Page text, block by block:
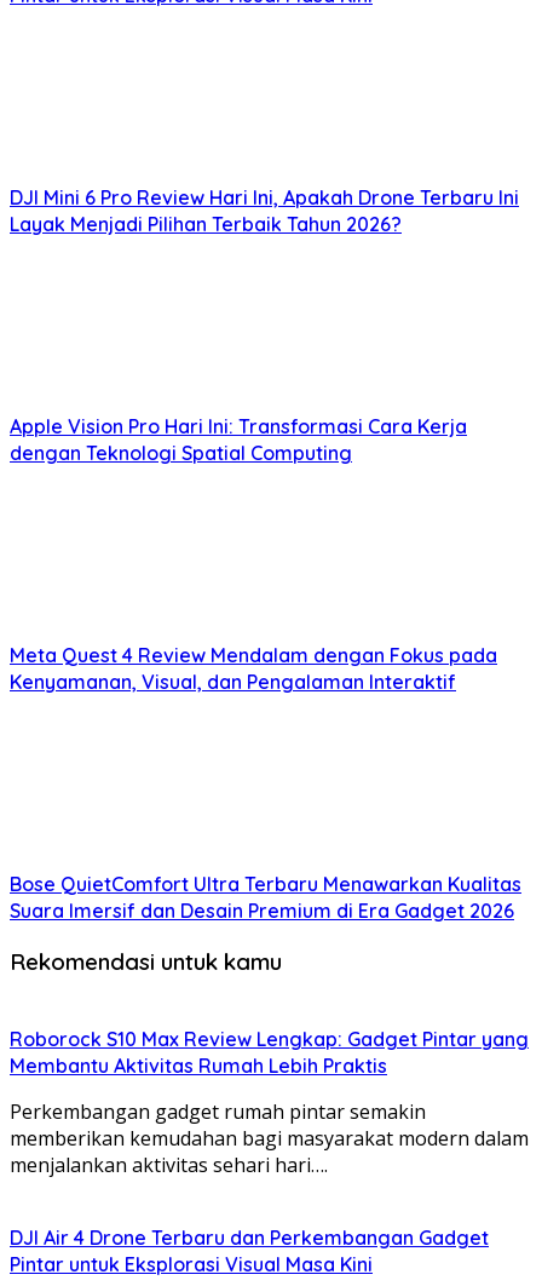
DJI Mini 6 Pro Review Hari Ini, Apakah Drone Terbaru Ini
Layak Menjadi Pilihan Terbaik Tahun 2026?
Apple Vision Pro Hari Ini: Transformasi Cara Kerja
dengan Teknologi Spatial Computing
Meta Quest 4 Review Mendalam dengan Fokus pada
Kenyamanan, Visual, dan Pengalaman Interaktif
Bose QuietComfort Ultra Terbaru Menawarkan Kualitas
Suara Imersif dan Desain Premium di Era Gadget 2026
Rekomendasi untuk kamu
Roborock S10 Max Review Lengkap: Gadget Pintar yang
Membantu Aktivitas Rumah Lebih Praktis
Perkembangan gadget rumah pintar semakin
memberikan kemudahan bagi masyarakat modern dalam
menjalankan aktivitas sehari hari….
DJI Air 4 Drone Terbaru dan Perkembangan Gadget
Pintar untuk Eksplorasi Visual Masa Kini